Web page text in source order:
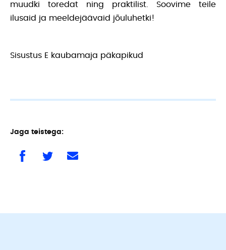
muudki toredat ning praktilist. Soovime teile
ilusaid ja meeldejäävaid jõuluhetki!
Sisustus E kaubamaja päkapikud
Jaga teistega: